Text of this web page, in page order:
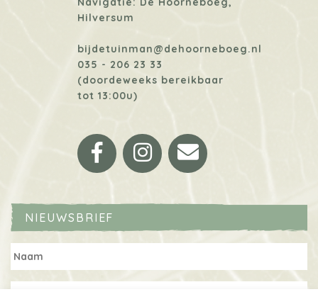
Hilversum
bijdetuinman@dehoorneboeg.nl
035 - 206 23 33
(doordeweeks bereikbaar
tot 13:00u)
Facebook
Instagram
Email
NIEUWSBRIEF